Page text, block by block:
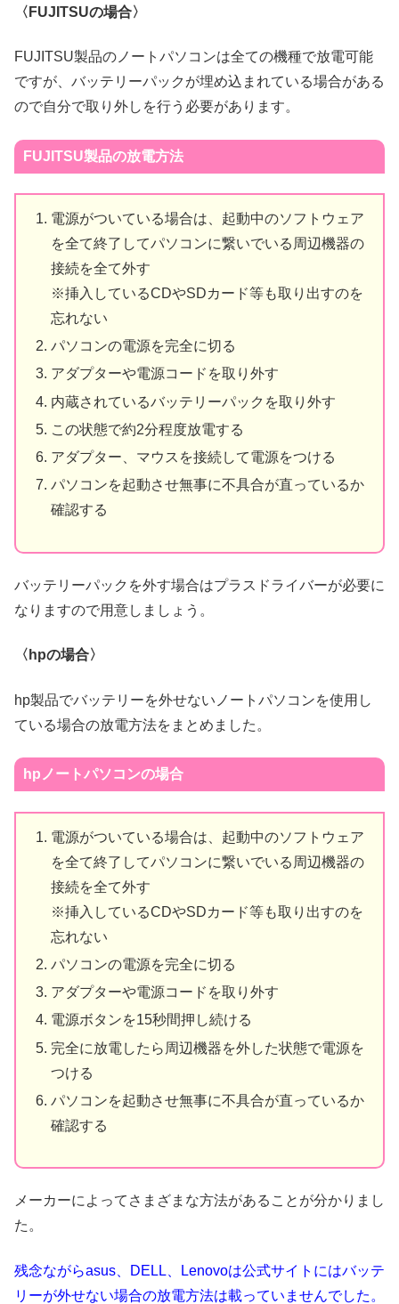
〈FUJITSUの場合〉
FUJITSU製品のノートパソコンは全ての機種で放電可能
ですが、バッテリーパックが埋め込まれている場合がある
ので自分で取り外しを行う必要があります。
FUJITSU製品の放電方法
電源がついている場合は、起動中のソフトウェア
を全て終了してパソコンに繋いでいる周辺機器の
接続を全て外す
※挿入しているCDやSDカード等も取り出すのを
忘れない
パソコンの電源を完全に切る
アダプターや電源コードを取り外す
内蔵されているバッテリーパックを取り外す
この状態で約2分程度放電する
アダプター、マウスを接続して電源をつける
パソコンを起動させ無事に不具合が直っているか
確認する
バッテリーパックを外す場合はプラスドライバーが必要に
なりますので用意しましょう。
〈hpの場合〉
hp製品でバッテリーを外せないノートパソコンを使用し
ている場合の放電方法をまとめました。
hpノートパソコンの場合
電源がついている場合は、起動中のソフトウェア
を全て終了してパソコンに繋いでいる周辺機器の
接続を全て外す
※挿入しているCDやSDカード等も取り出すのを
忘れない
パソコンの電源を完全に切る
アダプターや電源コードを取り外す
電源ボタンを15秒間押し続ける
完全に放電したら周辺機器を外した状態で電源を
つける
パソコンを起動させ無事に不具合が直っているか
確認する
メーカーによってさまざまな方法があることが分かりまし
た。
残念ながらasus、DELL、Lenovoは公式サイトにはバッテ
リーが外せない場合の放電方法は載っていませんでした。